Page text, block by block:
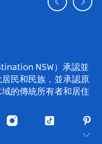
NSW）承認並
民和民族，並承認原
的傳統所有者和居住
Instagram抖